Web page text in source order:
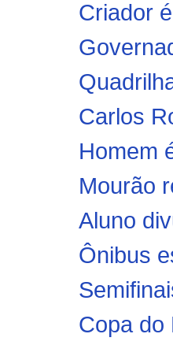
Criador
Carlos
Homem
Mourão
Aluno
Ônibus
Copa do